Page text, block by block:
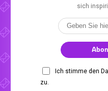
sich
Ich stimme den
zu.